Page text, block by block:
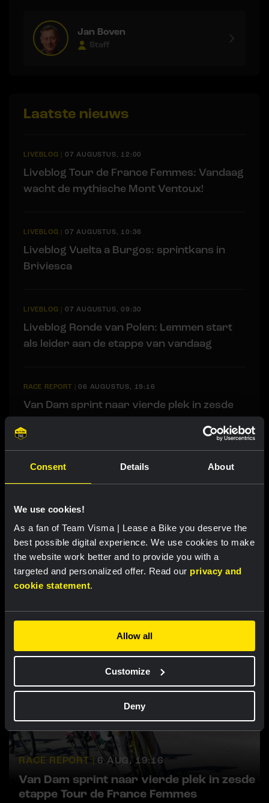
Consent Details About
We use cookies!
As a fan of Team Visma | Lease a Bike you deserve the
best possible digital experience. We use cookies to make
the website work better and to provide you with a
targeted and personalized offer. Read our privacy and
cookie statement.
Allow all
Customize
Deny
Jan Boven
Staff
Laatste nieuws
LIVEBLOG | 07 AUGUSTUS, 12:00
Liveblog Tour de France Femmes: Vandaag
wacht de mythische Mont Ventoux!
LIVEBLOG | 07 AUGUSTUS, 10:36
Liveblog Vuelta a Burgos: sprintkans in
Briviesca
LIVEBLOG | 07 AUGUSTUS, 09:30
Liveblog Ronde van Polen: Lemmen start
als leider aan de etappe van vandaag
RACE REPORT |06 AUGUSTUS, 19:16
Van Dam sprint naar vierde plek in zesde
etappe Tour de France Femmes
RACE REPORT 06 AUGUSTUS, 19:10
Indrukwekkende Lemmen boekt eerste
en is nieuwe leider
Gerelateerde updates
RACE REPORT | 6 AUG, 19:16
Van Dam sprint naar vierde plek in zesde
etappe Tour de France Femmes